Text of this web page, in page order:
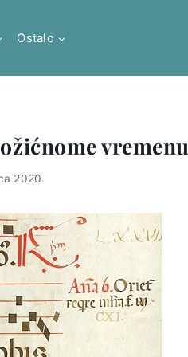
Ostalo
vremenu
2020.